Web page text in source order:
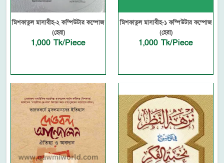
মিশকাতুল মাসাবীহ-২ কম্পিউটার কম্পোজ
(হেরা)
1,000 Tk/Piece
মিশকাতুল মাসাবীহ-১ কম্পিউটার কম্পোজ
(হেরা)
1,000 Tk/Piece